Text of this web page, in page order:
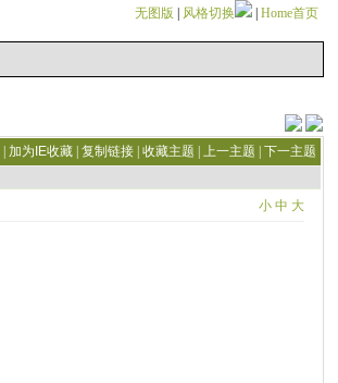
无图版 风格切换 | Home首页
加为IE收藏| 复制链接| 收藏主题 上一主题 下一主题
小 中 大